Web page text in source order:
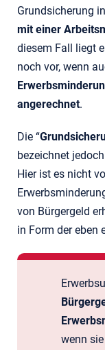
Grundsicherung
mit einer
diesem Fall liegt
noch vor, wenn
angerechnet.
Die “
bezeichnet
Hier ist es nicht
von Bürgergeld
in Form der eben
wenn